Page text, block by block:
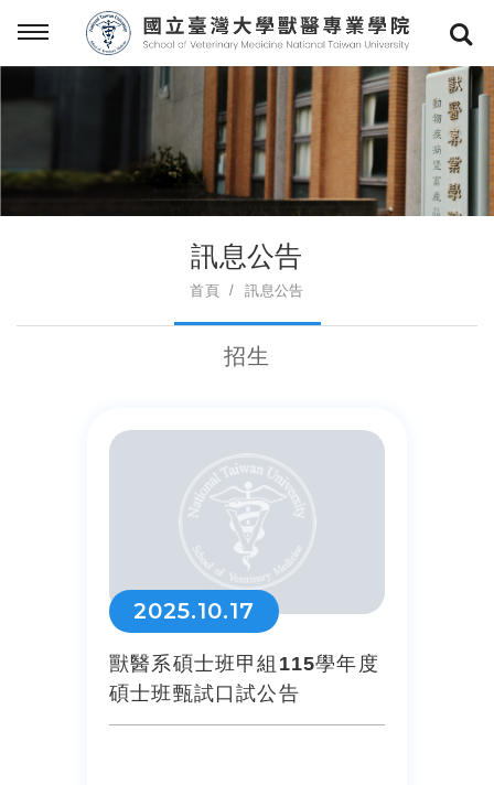
訊息公告
首頁 訊息公告
招生
2025.10.17
獸醫系碩士班甲組115學年度
碩士班甄試口試公告